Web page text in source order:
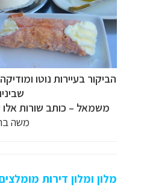
הביקור בעיירות נוטו ומודיקה
משמאל – כותב שורות
משה
מלון ומלון דירות